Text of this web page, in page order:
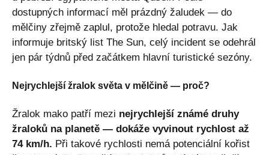
dostupných informací měl prázdný žaludek — do
mělčiny zřejmě zaplul, protože hledal potravu. Jak
informuje britský list The Sun, celý incident se odehrál
jen pár týdnů před začátkem hlavní turistické sezóny.
Nejrychlejší žralok světa v mělčině — proč?
Žralok mako patří mezi nejrychlejší známé druhy
žraloků na planetě — dokáže vyvinout rychlost až
74 km/h. Při takové rychlosti nemá potenciální kořist